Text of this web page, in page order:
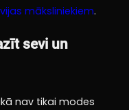
māksliniekiem.
sevi un
nav tikai modes